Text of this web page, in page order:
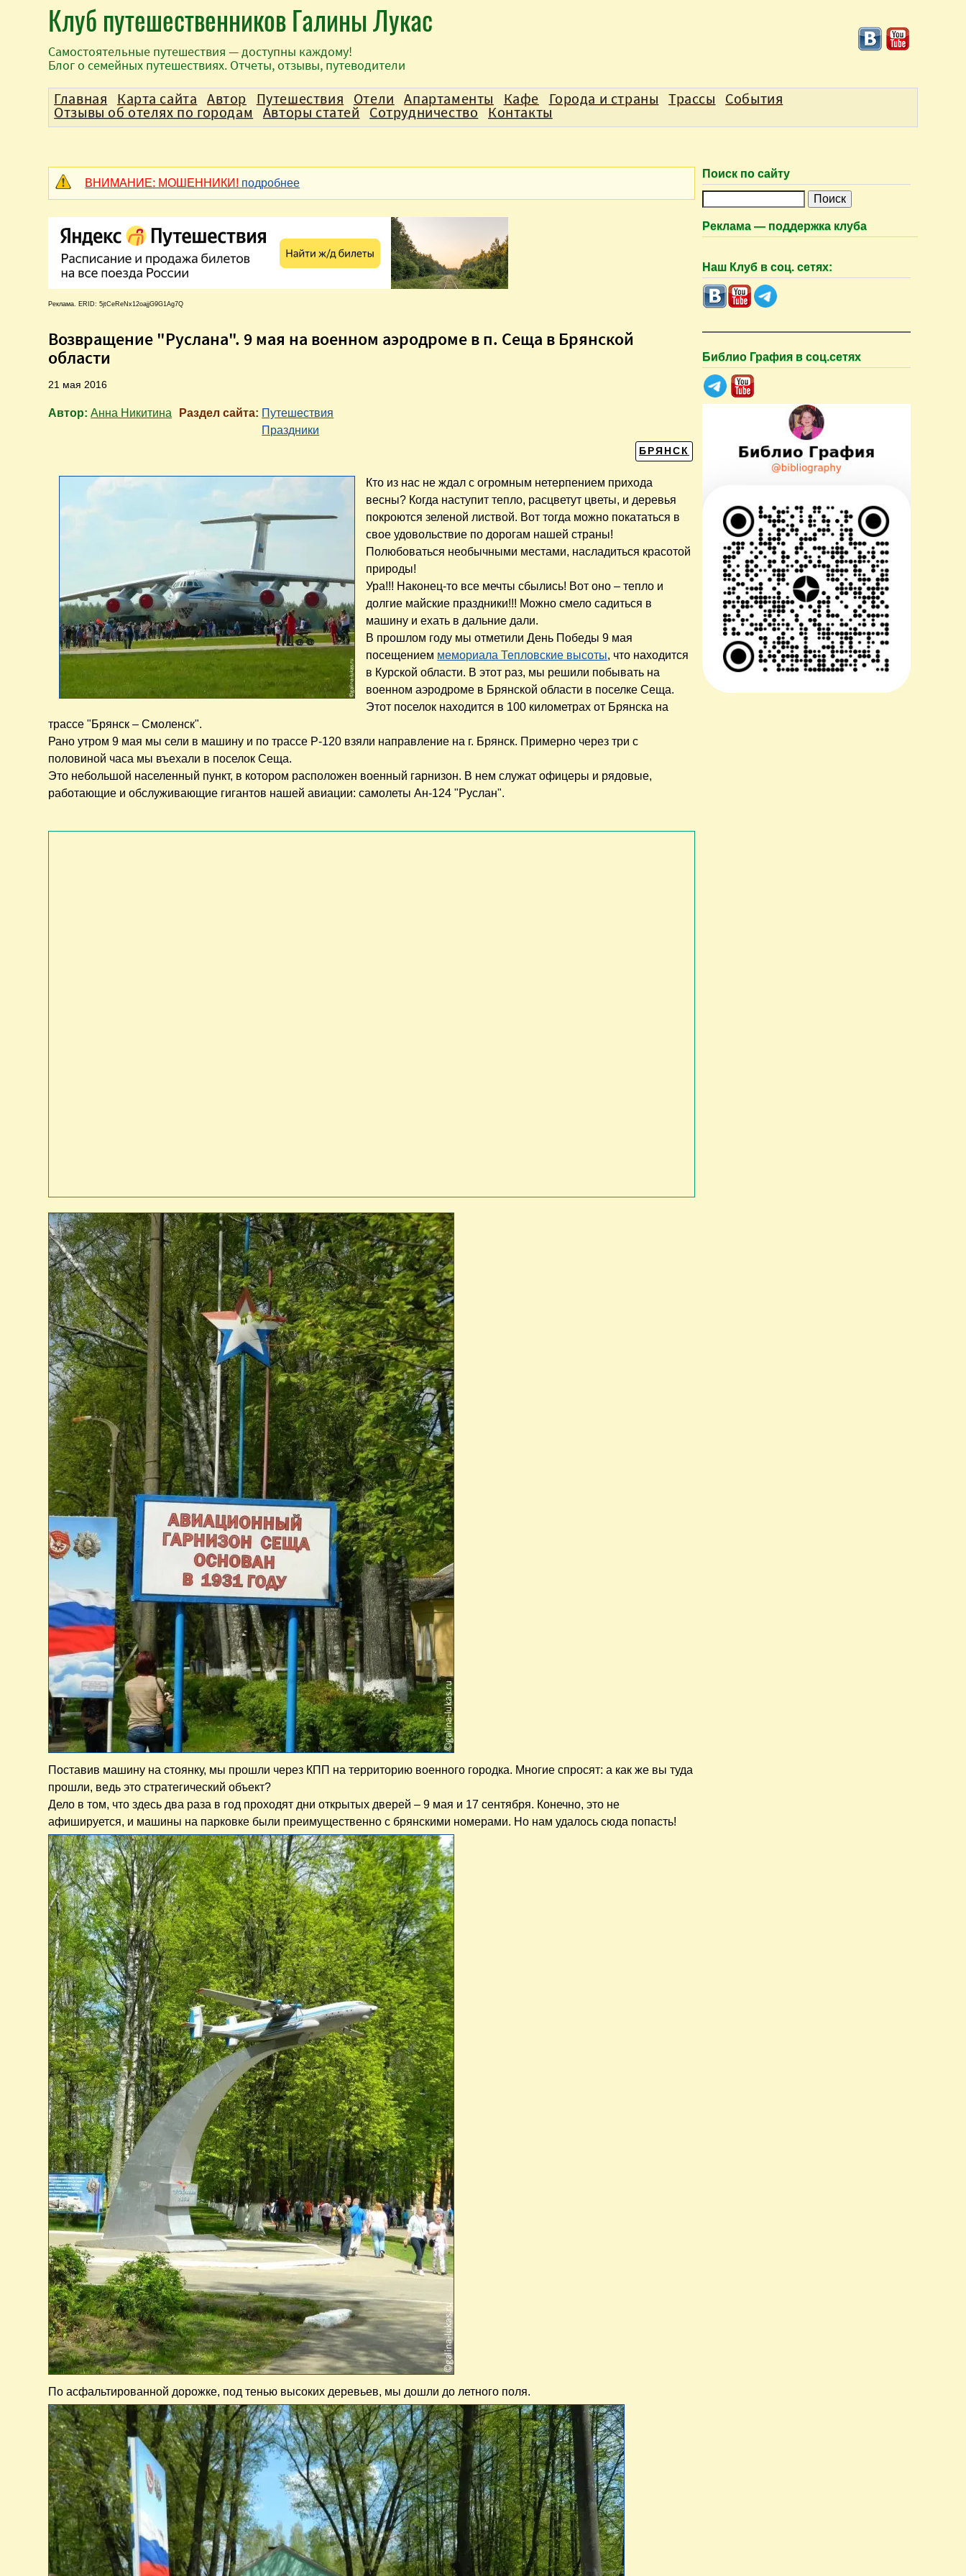
Клуб путешественников Галины Лукас
Самостоятельные путешествия — доступны каждому!
Блог о семейных путешествиях. Отчеты, отзывы, путеводители
ВНИМАНИЕ: МОШЕННИКИ! подробнее
Реклама. ERID: 5jtCeReNx12oajjG9G1Ag7Q
Возвращение "Руслана". 9 мая на военном аэродроме в п. Сеща в Брянской
области
21 мая 2016
Автор:Анна Никитина Раздел сайта: Путешествия
Праздники
БРЯНСК
Кто из нас не ждал с огромным нетерпением прихода
весны? Когда наступит тепло, расцветут цветы, и деревья
покроются зеленой листвой. Вот тогда можно покататься в
свое удовольствие по дорогам нашей страны!
Полюбоваться необычными местами, насладиться красотой
природы!
Ура!!! Наконец-то все мечты сбылись! Вот оно – тепло и
долгие майские праздники!!! Можно смело садиться в
машину и ехать в дальние дали.
В прошлом году мы отметили День Победы 9 мая
посещением мемориала Тепловские высоты, что находится
в Курской области. В этот раз, мы решили побывать на
военном аэродроме в Брянской области в поселке Сеща.
Этот поселок находится в 100 километрах от Брянска на
трассе "Брянск – Смоленск".
Рано утром 9 мая мы сели в машину и по трассе Р-120 взяли направление на г. Брянск. Примерно через три с
половиной часа мы въехали в поселок Сеща.
Это небольшой населенный пункт, в котором расположен военный гарнизон. В нем служат офицеры и рядовые,
работающие и обслуживающие гигантов нашей авиации: самолеты Ан-124 "Руслан".
Поставив машину на стоянку, мы прошли через КПП на территорию военного городка. Многие спросят: а как же вы туда
прошли, ведь это стратегический объект?
Дело в том, что здесь два раза в год проходят дни открытых дверей – 9 мая и 17 сентября. Конечно, это не
афишируется, и машины на парковке были преимущественно с брянскими номерами. Но нам удалось сюда попасть!
По асфальтированной дорожке, под тенью высоких деревьев, мы дошли до летного поля.
Главная Карта сайта Автор Путешествия Отели Апартаменты Кафе Города и страны Трассы События
Отзывы об отелях по городам Авторы статей Сотрудничество Контакты
Поиск по сайту
и
к
Реклама — поддержка клуба
Наш Клуб в соц. сетях:
Библио Графия в соц.сетях